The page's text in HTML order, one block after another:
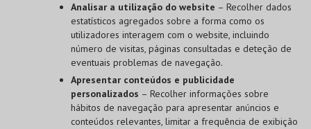
Analisar a utilização do website – Recolher dados
estatísticos agregados sobre a forma como os
utilizadores interagem com o website, incluindo
número de visitas, páginas consultadas e deteção de
eventuais problemas de navegação.
Apresentar conteúdos e publicidade
personalizados – Recolher informações sobre
hábitos de navegação para apresentar anúncios e
conteúdos relevantes, limitar a frequência de exibição